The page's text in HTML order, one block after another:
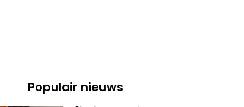
Populair nieuws